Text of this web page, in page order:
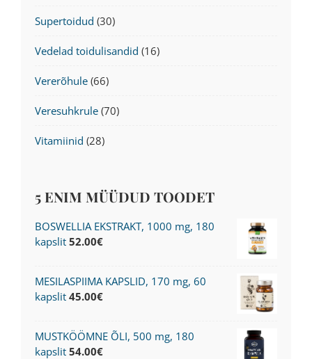
Supertoidud (30)
Vedelad toidulisandid (16)
Vererõhule (66)
Veresuhkrule (70)
Vitamiinid (28)
5 ENIM MÜÜDUD TOODET
BOSWELLIA EKSTRAKT, 1000 mg, 180
kapslit 52.00€
MESILASPIIMA KAPSLID, 170 mg, 60
kapslit 45.00€
MUSTKÖÖMNE ÕLI, 500 mg, 180
kapslit 54.00€